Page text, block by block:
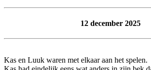
12 december 2025
Kas en Luuk waren met elkaar aan het spelen.